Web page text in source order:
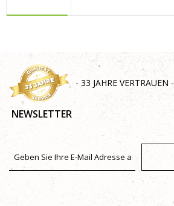
- 33 JAHRE VERTRAUEN -
NEWSLETTER